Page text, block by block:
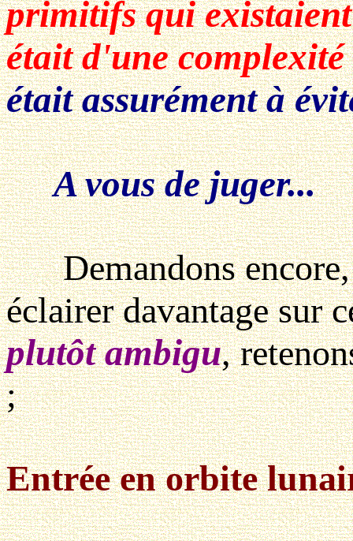
primitifs qui
était d'une
était assurément à
A vous de juger...
Demandons
éclairer davantage sur
plutôt ambigu,
;
Entrée en orbite